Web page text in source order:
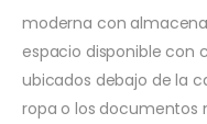
moderna con
espacio disponible con
ubicados debajo de la
ropa o los documentos